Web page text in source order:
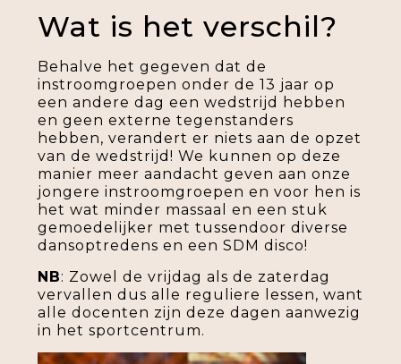
Wat is het verschil?
Behalve het gegeven dat de
instroomgroepen onder de 13 jaar op
een andere dag een wedstrijd hebben
en geen externe tegenstanders
hebben, verandert er niets aan de opzet
van de wedstrijd! We kunnen op deze
manier meer aandacht geven aan onze
jongere instroomgroepen en voor hen is
het wat minder massaal en een stuk
gemoedelijker met tussendoor diverse
dansoptredens en een SDM disco!
NB: Zowel de vrijdag als de zaterdag
vervallen dus alle reguliere lessen, want
alle docenten zijn deze dagen aanwezig
in het sportcentrum.